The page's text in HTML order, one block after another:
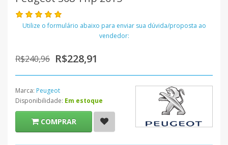
Utilize o formulário abaixo para enviar sua dúvida/proposta ao
vendedor:
R$240,96 R$228,91
Marca: Peugeot
Disponibilidade: Em estoque
COMPRAR